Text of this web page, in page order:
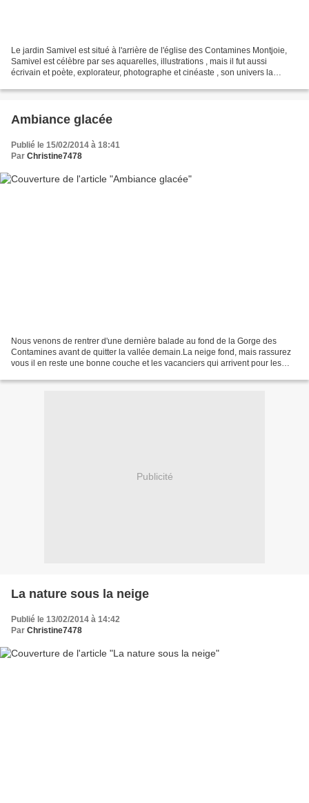
Le jardin Samivel est situé à l'arrière de l'église des Contamines Montjoie,
Samivel est célèbre par ses aquarelles, illustrations , mais il fut aussi
écrivain et poète, explorateur, photographe et cinéaste , son univers la
Ambiance glacée
Publié le 15/02/2014 à 18:41
Par Christine7478
Nous venons de rentrer d'une dernière balade au fond de la Gorge des
Contamines avant de quitter la vallée demain.La neige fond, mais rassurez
vous il en reste une bonne couche et les vacanciers qui arrivent pour les
Publicité
La nature sous la neige
Publié le 13/02/2014 à 14:42
Par Christine7478